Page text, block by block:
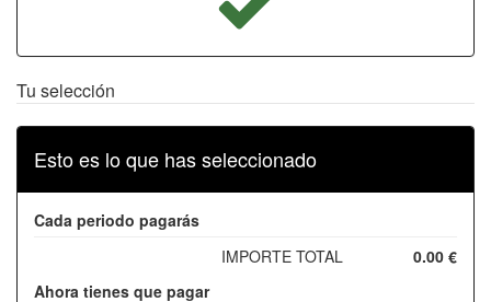
Tu selección
Esto es lo que has seleccionado
Cada periodo pagarás
IMPORTE TOTAL
0.00 €
Ahora tienes que pagar